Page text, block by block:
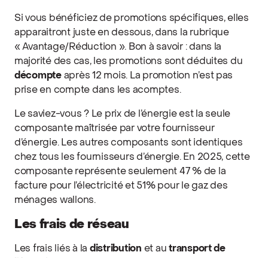
Si vous bénéficiez de promotions spécifiques, elles
apparaitront juste en dessous, dans la rubrique
« Avantage/Réduction ». Bon à savoir : dans la
majorité des cas, les promotions sont déduites du
décompteaprès 12 mois. La promotion n’est pas
prise en compte dans les acomptes.
Le saviez-vous ? Le prix de l’énergie est la seule
composante maîtrisée par votre fournisseur
d’énergie. Les autres composants sont identiques
chez tous les fournisseurs d’énergie. En 2025, cette
composante représente seulement 47 % de la
facture pour l’électricité et 51% pour le gaz des
ménages wallons.
Les frais de réseau
Les frais liés à la distribution et autransport de